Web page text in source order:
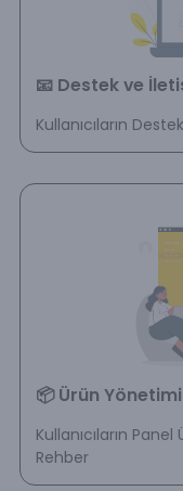
📧 Destek ve
Kullanıcıların
📦 Ürün Yönetimi
Kullanıcıların
Rehber